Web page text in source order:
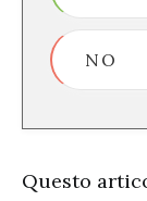
NO
Questo